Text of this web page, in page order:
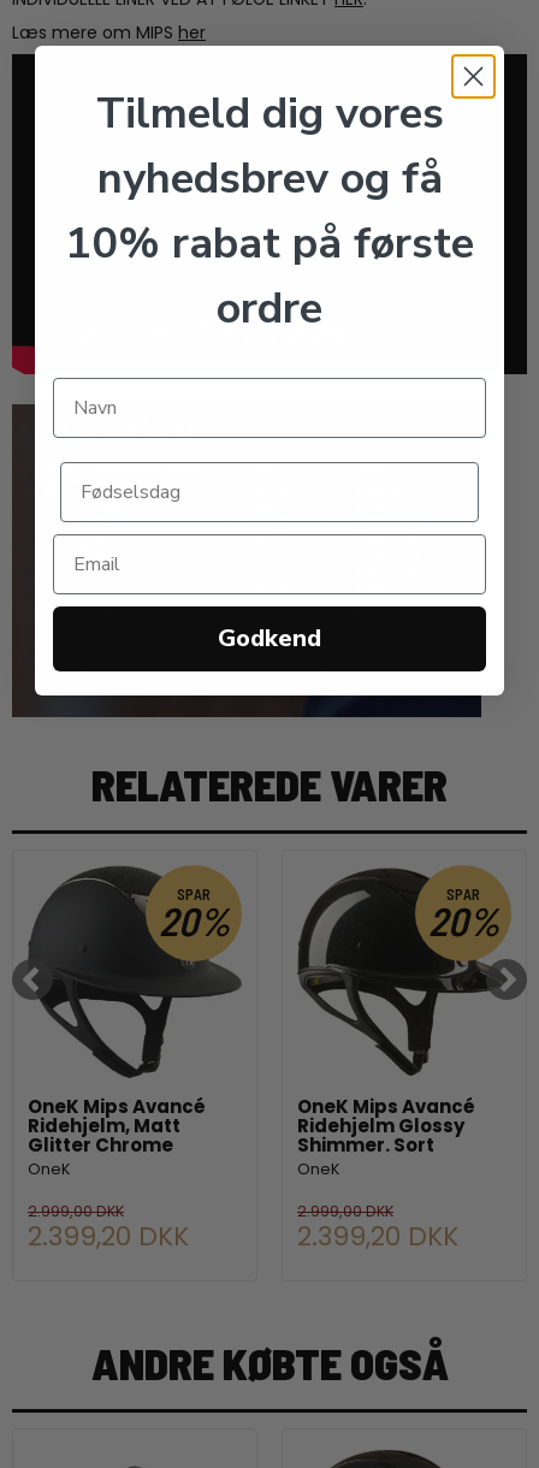
Læs mere om MIPS her
RELATEREDE VARER
SPAR
20%
OneK Mips Avancé
Ridehjelm, Matt
Glitter Chrome
OneK
2.999,00 DKK
2.399,20 DKK
SPAR
20%
OneK Mips Avancé
Ridehjelm Glossy
Shimmer. Sort
OneK
2.999,00 DKK
2.399,20 DKK
ANDRE KØBTE OGSÅ
Tilmeld dig vores
nyhedsbrev og få
10% rabat på første
ordre
Godkend